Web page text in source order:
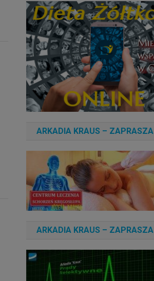
ARKADIA KRAUS – ZAPRASZA
ARKADIA KRAUS – ZAPRASZA